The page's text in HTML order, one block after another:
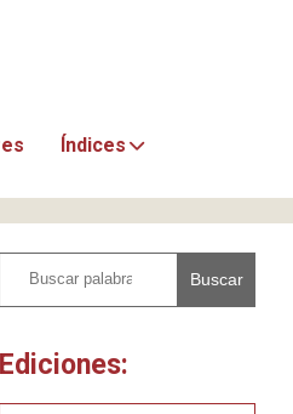
Índices
Buscar
Ediciones: